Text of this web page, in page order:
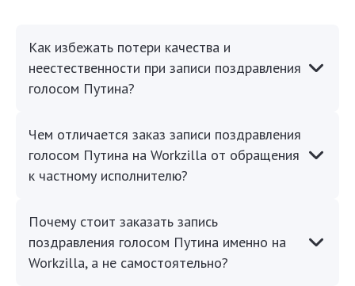
Как избежать потери качества и
неестественности при записи поздравления
голосом Путина?
Чем отличается заказ записи поздравления
голосом Путина на Workzilla от обращения
к частному исполнителю?
Почему стоит заказать запись
поздравления голосом Путина именно на
Workzilla, а не самостоятельно?